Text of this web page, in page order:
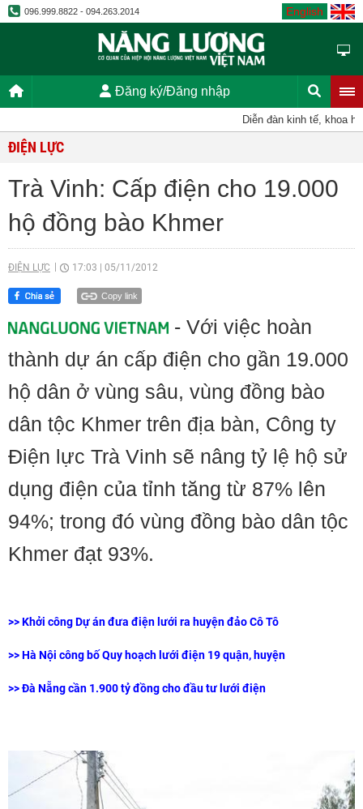
096.999.8822 - 094.263.2014 English
Đăng ký/Đăng nhập
Diễn đàn kinh tế, khoa
ĐIỆN LỰC
Trà Vinh: Cấp điện cho 19.000
hộ đồng bào Khmer
ĐIỆN LỰC 17:03 05/11/2012
Copy link
- Với việc hoàn
thành dự án cấp điện cho gần 19.000
hộ dân ở vùng sâu, vùng đồng bào
dân tộc Khmer trên địa bàn, Công ty
Điện lực Trà Vinh sẽ nâng tỷ lệ hộ sử
dụng điện của tỉnh tăng từ 87% lên
94%; trong đó vùng đồng bào dân tộc
Khmer đạt 93%.
>>Khởi công Dự án đưa điện lưới ra huyện đảo Cô Tô
>>Hà Nội công bố Quy hoạch lưới điện 19 quận, huyện
>>Đà Nẵng cần 1.900 tỷ đồng cho đầu tư lưới điện